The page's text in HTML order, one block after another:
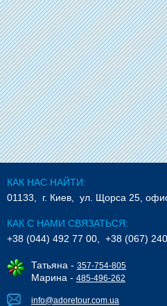
КАК НАС НАЙТИ:
01133, г. Киев, ул. Щорса 25,
КАК С НАМИ СВЯЗАТЬСЯ:
+38 (044) 492 77 00, +38 (067)
Татьяна - 357-754-805
Марина - 485-496-262
info@adoretour.com.ua